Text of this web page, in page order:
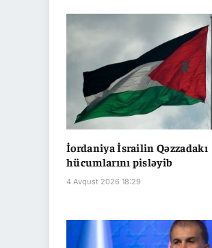
İordaniya İsrailin Qəzzadakı
hücumlarını pisləyib
4 Avqust 2026 18:29